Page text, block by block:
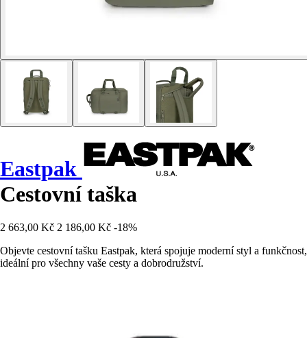
Eastpak
Cestovní taška
2 663,00 Kč 2 186,00 Kč -18%
Objevte cestovní tašku Eastpak, která spojuje moderní styl a funkčnost,
ideální pro všechny vaše cesty a dobrodružství.